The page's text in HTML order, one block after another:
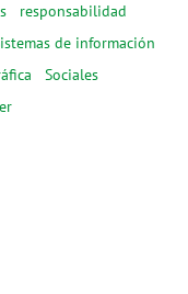
responsabilidad
de información
Sociales